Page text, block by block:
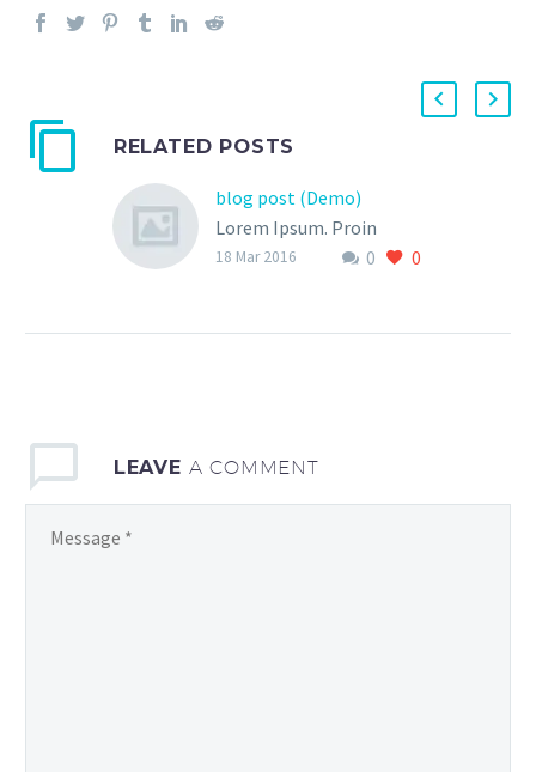
RELATED POSTS
blog post (Demo)
Lorem Ipsum. Proin
gravida nibh vel velit
0 0
18 Mar 2016
LEAVE A COMMENT